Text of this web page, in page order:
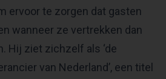
ervoor te zorgen dat gasten
wanneer ze vertrekken dan
Hij ziet zichzelf als ‘de
van Nederland’, een titel